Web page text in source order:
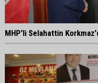
MHP'li Selahattin